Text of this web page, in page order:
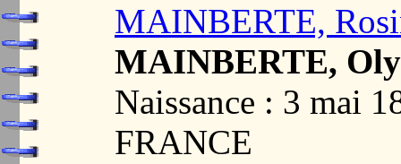
MAINBERTE,
MAINBERTE,
Naissance : 3 mai
FRANCE